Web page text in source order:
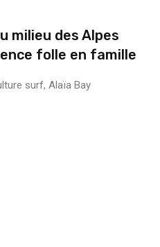
milieu des Alpes
folle en famille
surf, Alaïa Bay